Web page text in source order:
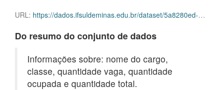
URL: https://dados.ifsuldeminas.edu.br/dataset/5a8280ed-031b-45f2-9623-37aa7026fd68/resource/910498cb-4e8c-47b3-8c09-12a15f0c3b07/download/progep-cargos-e-vagas-agosto.ods
Do resumo do conjunto de dados
Informações sobre: nome do cargo,
classe, quantidade vaga, quantidade
ocupada e quantidade total.